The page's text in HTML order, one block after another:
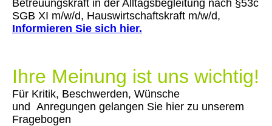
Betreuungskraft in der Alltagsbegleitung nach §53c
SGB XI m/w/d, Hauswirtschaftskraft m/w/d,
Informieren Sie sich hier.
Ihre Meinung ist uns wichtig!
Für Kritik, Beschwerden, Wünsche
und Anregungen gelangen Sie hier zu unserem
Fragebogen